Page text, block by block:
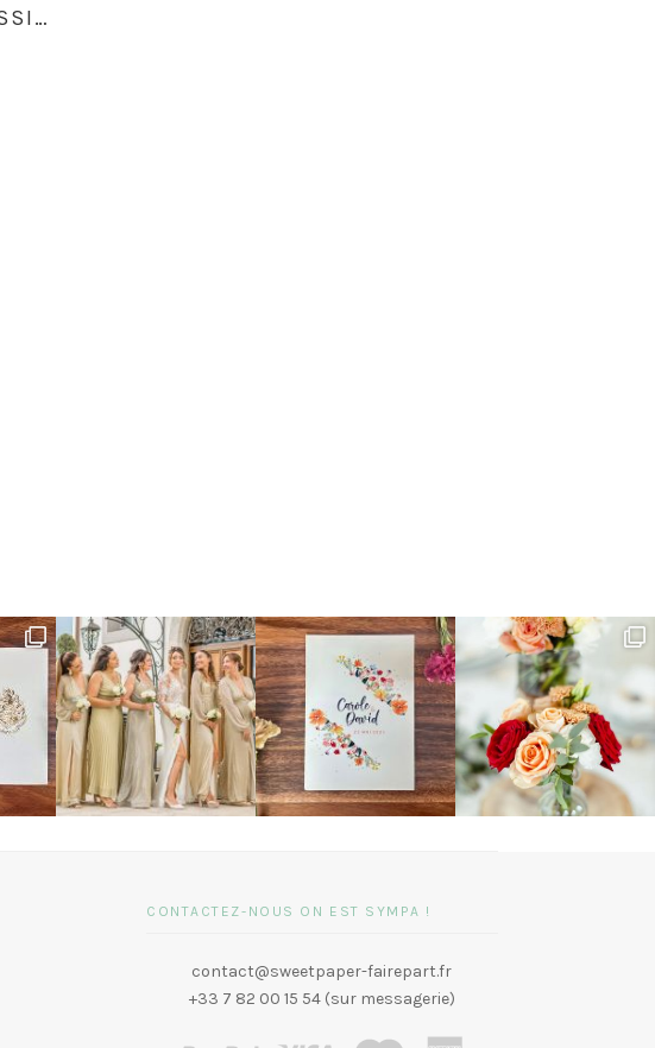
CONTACTEZ-NOUS ON EST SYMPA !
contact@sweetpaper-fairepart.fr
+33 7 82 00 15 54 (sur messagerie)